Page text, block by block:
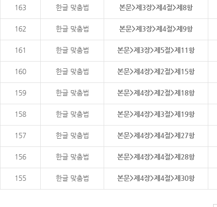
163 한글 맞춤법 본문>제3장>제4절>제8항
162 한글 맞춤법 본문>제3장>제4절>제9항
161 한글 맞춤법 본문>제3장>제5절>제11항
160 한글 맞춤법 본문>제4장>제2절>제15항
159 한글 맞춤법 본문>제4장>제2절>제18항
158 한글 맞춤법 본문>제4장>제3절>제19항
157 한글 맞춤법 본문>제4장>제4절>제27항
156 한글 맞춤법 본문>제4장>제4절>제28항
155 한글 맞춤법 본문>제4장>제4절>제30항